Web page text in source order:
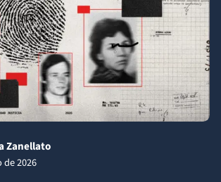
Zanellato
de 2026